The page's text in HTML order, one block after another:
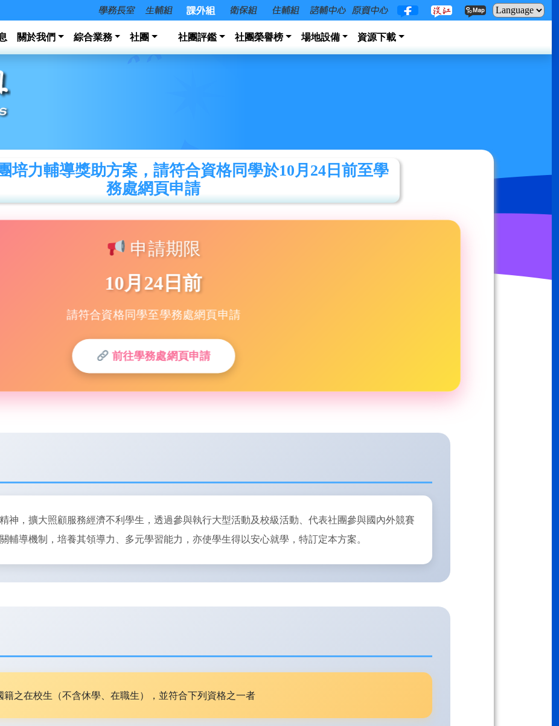
關於我們 綜合業務 社團 社團評鑑 社團榮譽榜 場地設備 資源下載
培力輔導獎助方案，請符合資格同學於10月24日前至學
務處網頁申請
申請期限
10月24日前
請符合資格同學至學務處網頁申請
前往學務處網頁申請
神，擴大照顧服務經濟不利學生，透過參與執行大型活動及校級活動、代表社團參與國內外競賽
輔導機制，培養其領導力、多元學習能力，亦使學生得以安心就學，特訂定本方案。
籍之在校生（不含休學、在職生），並符合下列資格之一者